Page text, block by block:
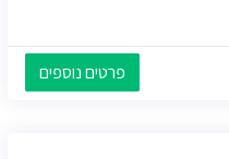
פרטים נוספים